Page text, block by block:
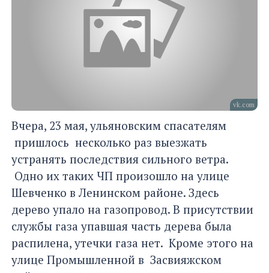
vk.com
Вчера, 23 мая, ульяновским спасателям
пришлось несколько раз выезжать
устранять последствия сильного ветра.
Одно их таких ЧП произошло на улице
Шевченко в Ленинском районе. Здесь
дерево упало на газопровод. В присутствии
службы газа упавшая часть дерева была
распилена, утечки газа нет. Кроме этого на
улице Промышленной в Засвияжском